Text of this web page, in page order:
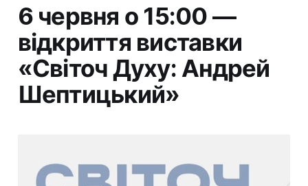
6 червня о 15:00 —
відкриття виставки
«Світоч Духу: Андрей
Шептицький»